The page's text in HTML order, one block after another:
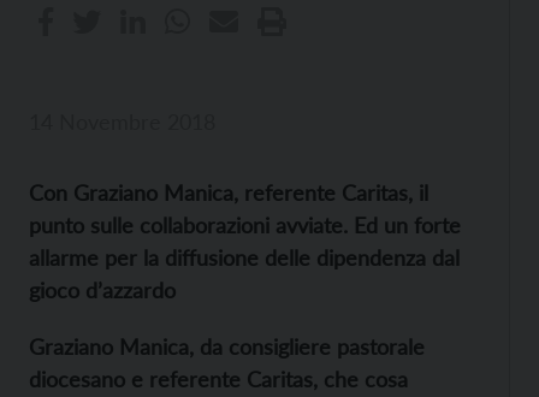
Con Graziano Manica, referente Caritas, il
punto sulle collaborazioni avviate. Ed un forte
allarme per la diffusione delle dipendenza dal
gioco d’azzardo
Graziano Manica, da consigliere pastorale
diocesano e referente Caritas, che cosa